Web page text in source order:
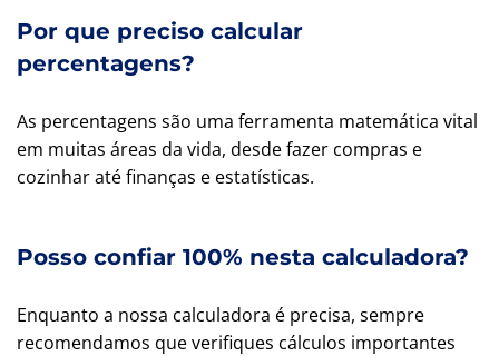
Por que preciso calcular
percentagens?
As percentagens são uma ferramenta matemática vital
em muitas áreas da vida, desde fazer compras e
cozinhar até finanças e estatísticas.
Posso confiar 100% nesta calculadora?
Enquanto a nossa calculadora é precisa, sempre
recomendamos que verifiques cálculos importantes